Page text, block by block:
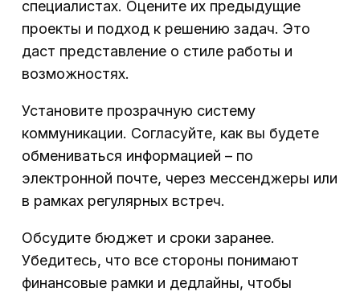
специалистах. Оцените их предыдущие
проекты и подход к решению задач. Это
даст представление о стиле работы и
возможностях.
Установите прозрачную систему
коммуникации. Согласуйте, как вы будете
обмениваться информацией – по
электронной почте, через мессенджеры или
в рамках регулярных встреч.
Обсудите бюджет и сроки заранее.
Убедитесь, что все стороны понимают
финансовые рамки и дедлайны, чтобы